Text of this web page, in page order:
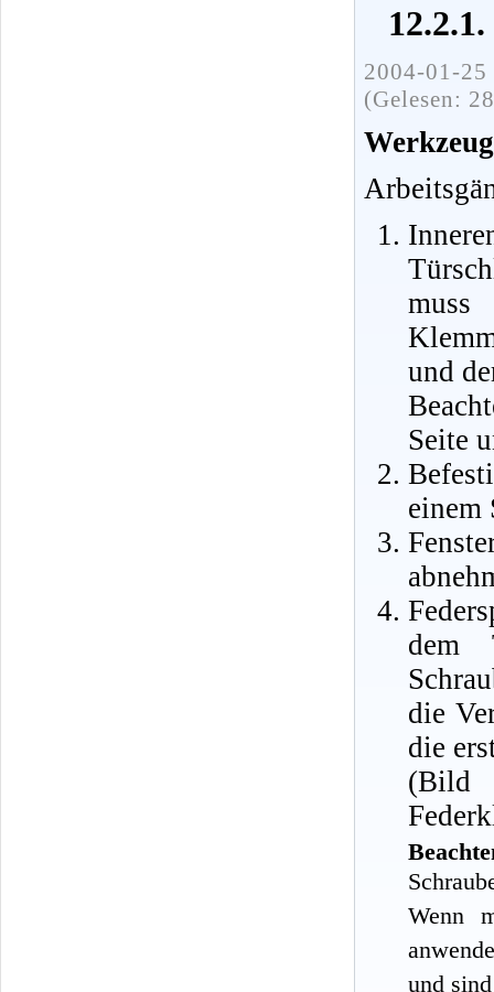
2004-01-
(Gelesen:
und
Seite
einem
dem
die
die
(Bild
Wenn